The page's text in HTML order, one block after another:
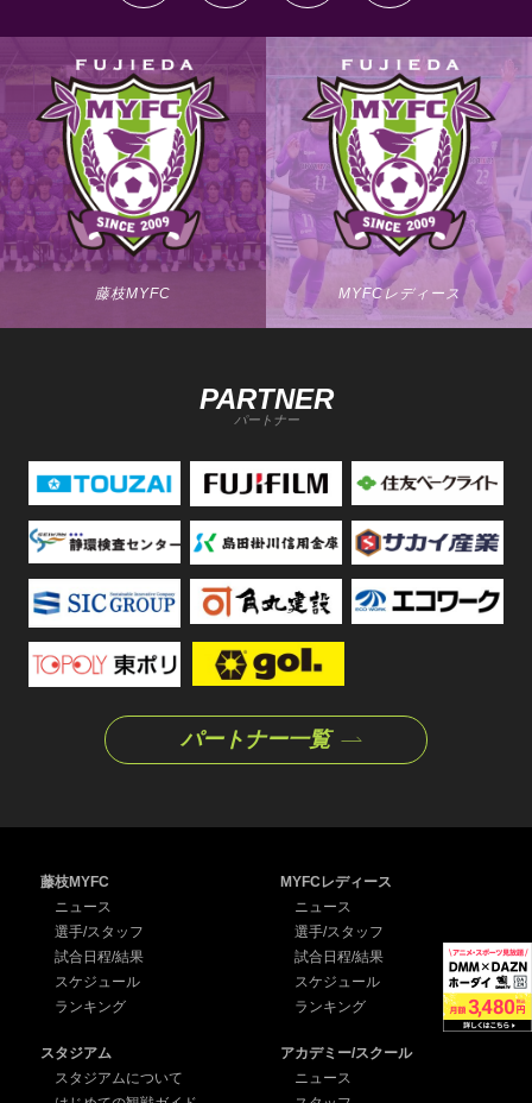
藤枝MYFC MYFCレディース
PARTNER
パートナー
パートナー一覧
藤枝MYFC
ニュース
選手/スタッフ
試合日程/結果
スケジュール
ランキング
MYFCレディース
ニュース
選手/スタッフ
試合日程/結果
スケジュール
ランキング
スタジアム
スタジアムについて
アカデミー/スクール
ニュース